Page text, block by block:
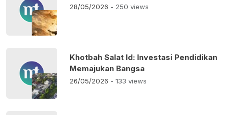
28/05/2026 - 250 views
Khotbah Salat Id: Investasi Pendidikan
Memajukan Bangsa
26/05/2026 - 133 views